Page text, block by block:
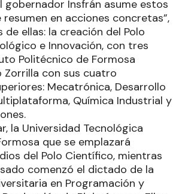
gobernador Insfrán asume estos
resumen en acciones concretas”,
ellas: la creación del Polo
e Innovación, con tres
Politécnico de Formosa
con sus cuatro
Mecatrónica, Desarrollo
Química Industrial y
la Universidad Tecnológica
que se emplazará
del Polo Científico, mientras
comenzó el dictado de la
en Programación y